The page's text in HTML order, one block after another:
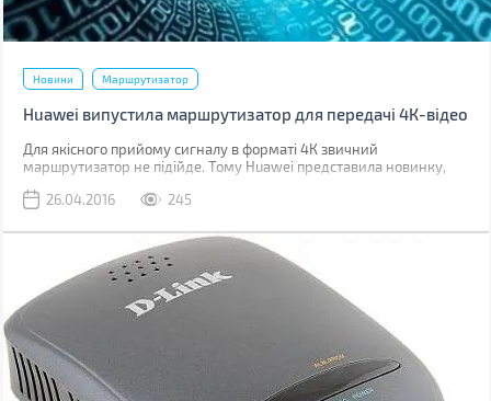
Новини Маршрутизатор
Huawei випустила маршрутизатор для передачі 4К-відео
Для якісного прийому сигналу в форматі 4К звичний
маршрутизатор не підійде. Тому Huawei представила новинку,
форматі. Цікаво? Читайте далі.
26.04.2016 245